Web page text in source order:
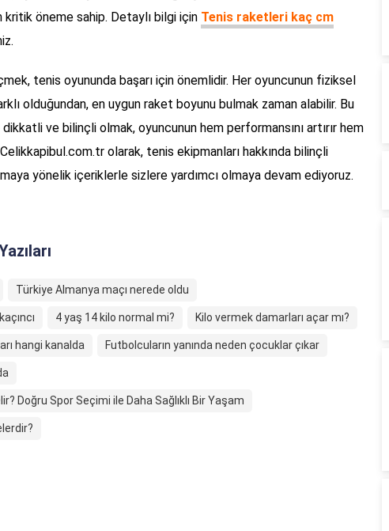
öneme sahip. Detaylı bilgi için Tenis raketleri kaç cm
tenis oyununda başarı için önemlidir. Her oyuncunun fiziksel
olduğundan, en uygun raket boyunu bulmak zaman alabilir. Bu
ve bilinçli olmak, oyuncunun hem performansını artırır hem
olarak, tenis ekipmanları hakkında bilinçli
yönelik içeriklerle sizlere yardımcı olmaya devam ediyoruz.
Türkiye Almanya maçı nerede oldu
4 yaş 14 kilo normal mi? Kilo vermek damarları açar mı?
hangi kanalda Futbolcuların yanında neden çocuklar çıkar
Doğru Spor Seçimi ile Daha Sağlıklı Bir Yaşam